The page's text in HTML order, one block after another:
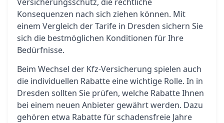
Konsequenzen nach sich ziehen können. Mit
einem Vergleich der Tarife in Dresden sichern Sie
sich die bestmöglichen Konditionen für Ihre
Bedürfnisse.
Beim Wechsel der Kfz-Versicherung spielen auch
die individuellen Rabatte eine wichtige Rolle. In in
Dresden sollten Sie prüfen, welche Rabatte Ihnen
bei einem neuen Anbieter gewährt werden. Dazu
gehören etwa Rabatte für schadensfreie Jahre